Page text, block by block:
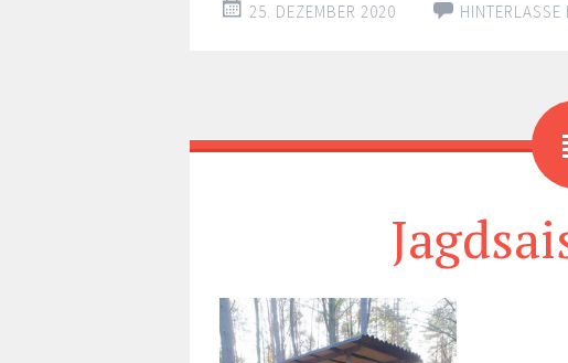
25. DEZEMBER 2020 HINTERLASSE